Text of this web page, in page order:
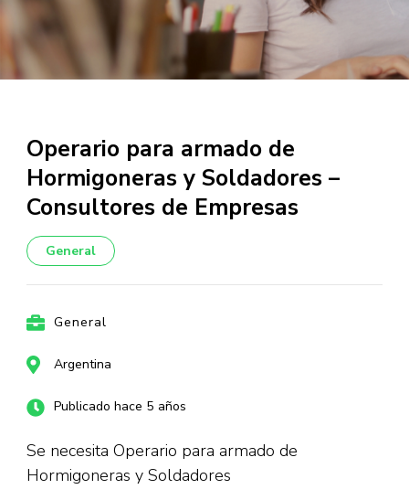
Operario para armado de
Hormigoneras y Soldadores –
Consultores de Empresas
General
General
Argentina
Publicado hace 5 años
Se necesita Operario para armado de
Hormigoneras y Soldadores